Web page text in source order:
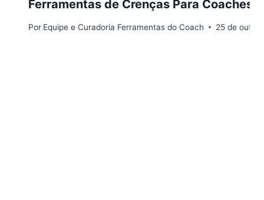
Ferramentas de Crenças Para Coaches
Por Equipe e Curadoria Ferramentas do Coach 25 de